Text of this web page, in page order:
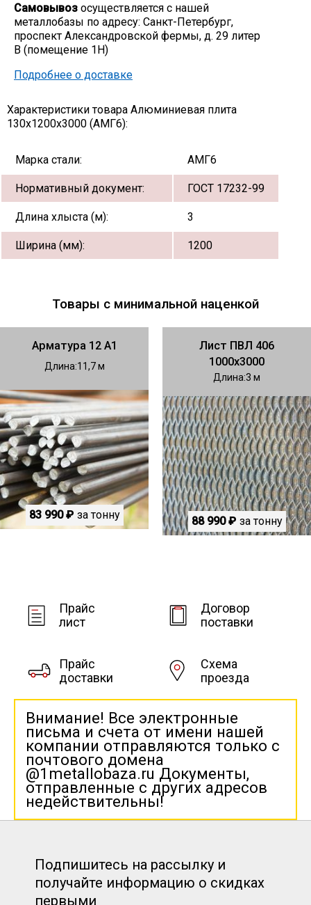
Самовывоз осуществляется с нашей
металлобазы по адресу: Санкт-Петербург,
проспект Александровской фермы, д. 29 литер
В (помещение 1Н)
Подробнее о доставке
Характеристики товара Алюминиевая плита
130х1200х3000 (АМГ6):
Марка стали: АМГ6
Нормативный документ: ГОСТ 17232-99
Длина хлыста (м): 3
Ширина (мм): 1200
Товары с минимальной наценкой
Арматура 12 А1
Длина 11,7
83 990 ₽ за тонну
Лист ПВЛ 406
1000х3000
Длина 3
88 990 ₽ за тонну
Прайс
лист
Договор
поставки
Прайс
доставки
Схема
проезда
Внимание! Все электронные
письма и счета от имени нашей
компании отправляются только с
почтового домена
@1metallobaza.ru Документы,
отправленные с других адресов
недействительны!
Подпишитесь на рассылку и
получайте информацию о скидках
первыми